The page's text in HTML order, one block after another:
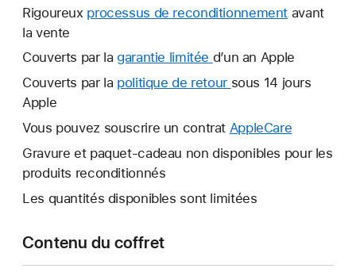
Rigoureux processus de reconditionnement avant
la vente
Couverts par la garantie limitée Une
nouvelle
d’un an Apple
Couverts par la politique de retour Une
fenêtre
sous 14 jours
Apple
Vous pouvez souscrire un contrat AppleCare
nouvelle
Gravure et paquet-cadeau non disponibles pour les
produits reconditionnés
Les quantités disponibles sont limitées
Contenu du coffret